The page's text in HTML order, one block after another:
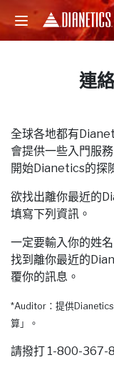
連
全球各地都有
會提供一些入門服
開始Dianetics的探
欲找出離你最近的
填寫下列資訊。
一定要輸入你的姓
找到離你最近的
覆你的訊息。
*Auditor：提供
算」。
請撥打 1-800-367-